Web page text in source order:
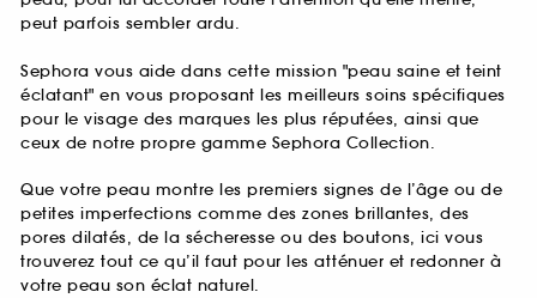
peut parfois sembler ardu.
Sephora vous aide dans cette mission "peau saine et teint
éclatant" en vous proposant les meilleurs soins spécifiques
pour le visage des marques les plus réputées, ainsi que
ceux de notre propre gamme Sephora Collection.
Que votre peau montre les premiers signes de l’âge ou de
petites imperfections comme des zones brillantes, des
pores dilatés, de la sécheresse ou des boutons, ici vous
trouverez tout ce qu’il faut pour les atténuer et redonner à
votre peau son éclat naturel.